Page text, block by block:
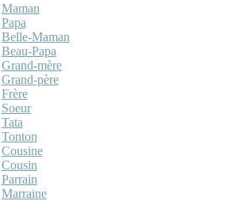
Maman
Papa
Belle-Maman
Beau-Papa
Grand-mère
Grand-père
Frère
Soeur
Tata
Tonton
Cousine
Cousin
Parrain
Marraine